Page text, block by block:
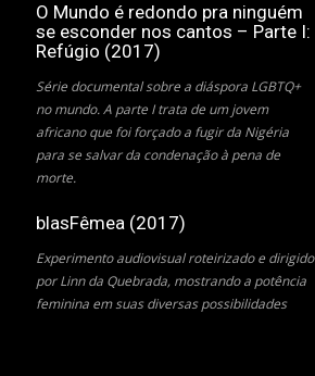
O Mundo é redondo pra ninguém
se esconder nos cantos – Parte I:
Refúgio (2017)
​Série documental sobre a diáspora LGBTQ+
no mundo. A parte I trata de um jovem
africano que foi forçado a fugir da Nigéria
para se salvar da condenação à pena de
morte.​
blasFêmea (2017)
Experimento audiovisual roteirizado e dirigido
por Linn da Quebrada, mostrando a potência
feminina em suas diversas possibilidades